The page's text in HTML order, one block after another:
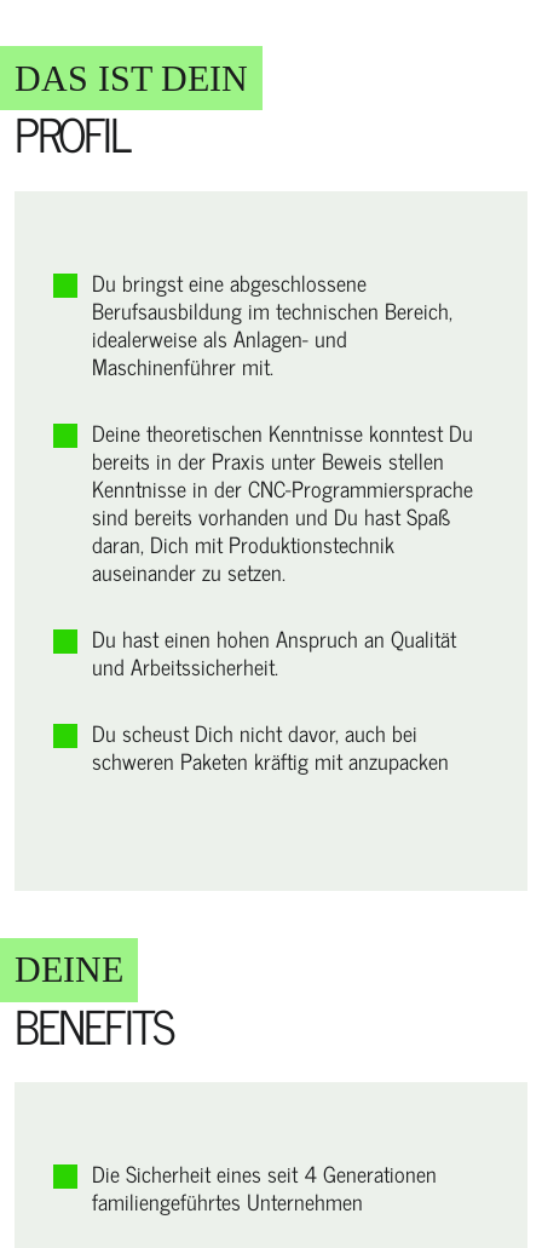
DAS IST DEIN
PROFIL
Du bringst eine abgeschlossene
Berufsausbildung im technischen Bereich,
idealerweise als Anlagen- und
Maschinenführer mit.
Deine theoretischen Kenntnisse konntest Du
bereits in der Praxis unter Beweis stellen
Kenntnisse in der CNC-Programmiersprache
sind bereits vorhanden und Du hast Spaß
daran, Dich mit Produktionstechnik
auseinander zu setzen.
Du hast einen hohen Anspruch an Qualität
und Arbeitssicherheit.
Du scheust Dich nicht davor, auch bei
schweren Paketen kräftig mit anzupacken
DEINE
BENEFITS
Die Sicherheit eines seit 4 Generationen
familiengeführtes Unternehmen